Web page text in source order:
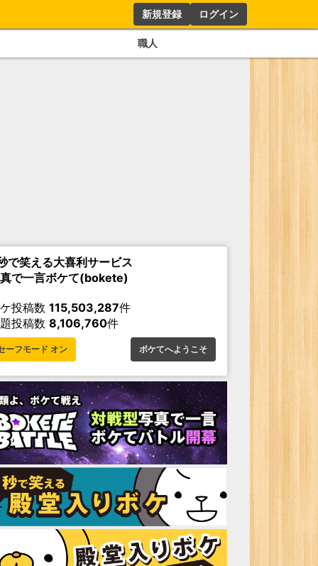
新規登録 ログイン
職人
で笑える大喜利サービス
で一言ボケて(bokete)
投稿数 115,503,287件
投稿数 8,106,760件
ーフモード オン ボケてへようこそ